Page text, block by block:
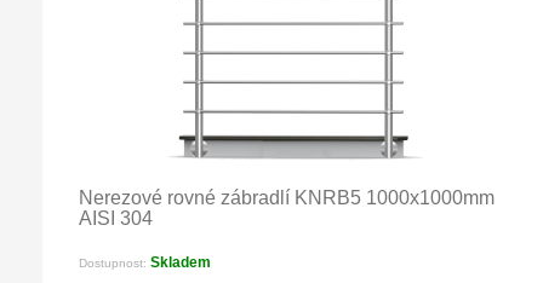
Nerezové rovné zábradlí KNRB5 1000x1000mm
AISI 304
Dostupnost: Skladem